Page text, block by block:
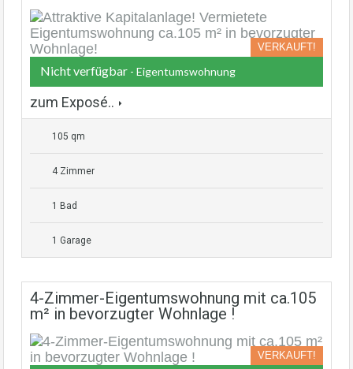
VERKAUFT!
Nicht verfügbar - Eigentumswohnung
zum Exposé..
105 qm
4 Zimmer
1 Bad
1 Garage
4-Zimmer-Eigentumswohnung mit ca.105
m² in bevorzugter Wohnlage !
VERKAUFT!